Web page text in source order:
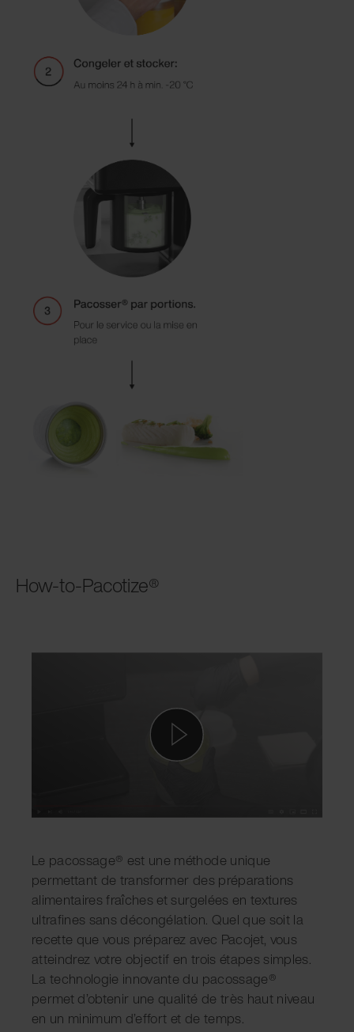
How-to-Pacotize®
Le pacossage® est une méthode unique
permettant de transformer des préparations
alimentaires fraîches et surgelées en textures
ultrafines sans décongélation. Quel que soit la
recette que vous préparez avec Pacojet, vous
atteindrez votre objectif en trois étapes simples.
La technologie innovante du pacossage®
permet d’obtenir une qualité de très haut niveau
en un minimum d’effort et de temps.